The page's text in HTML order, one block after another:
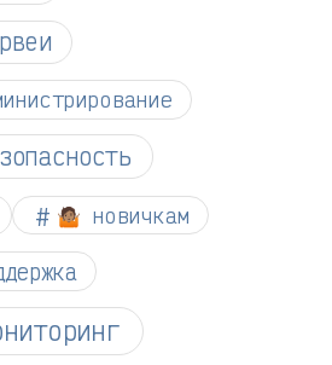
🤷🏽 новичкам